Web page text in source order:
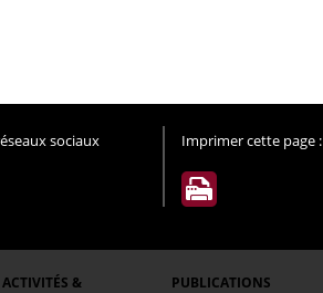
sociaux
Imprimer cette page :
ACTIVITÉS &
PUBLICATIONS